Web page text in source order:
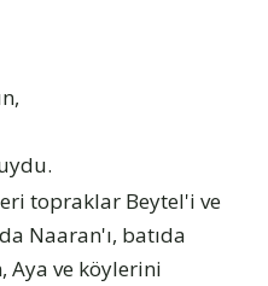
topraklar Beytel'i ve
Naaran'ı, batıda
Aya ve köylerini